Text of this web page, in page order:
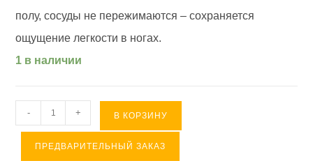
полу, сосуды не пережимаются – сохраняется
ощущение легкости в ногах.
1 в наличии
Количество
товара
Кресло
- + В КОРЗИНУ
ПРЕДВАРИТЕЛЬНЫЙ ЗАКАЗ